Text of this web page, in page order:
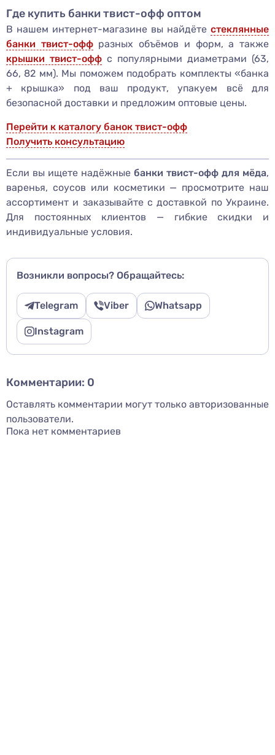
Где купить банки твист-офф оптом
В нашем интернет-магазине вы найдёте стеклянные
банки твист-оффразных объёмов и форм, а также
крышки твист-офф с популярными диаметрами (63,
66, 82 мм). Мы поможем подобрать комплекты «банка
+ крышка» под ваш продукт, упакуем всё для
безопасной доставки и предложим оптовые цены.
Перейти к каталогу банок твист-офф
Получить консультацию
Если вы ищете надёжные банки твист-офф для мёда,
варенья, соусов или косметики — просмотрите наш
ассортимент и заказывайте с доставкой по Украине.
Для постоянных клиентов — гибкие скидки и
индивидуальные условия.
Возникли вопросы? Обращайтесь:
Telegram Viber Whatsapp
Instagram
Комментарии: 0
Оставлять комментарии могут только авторизованные
пользователи.
Пока нет комментариев